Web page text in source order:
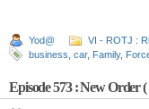
Yod@
VI - ROTJ :
business car, Family,
Episode 573 : New Order